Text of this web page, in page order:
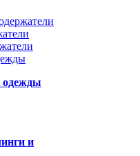
одежды
и